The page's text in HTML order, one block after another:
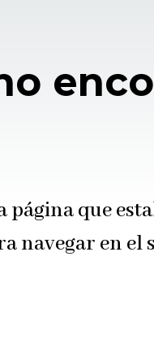
página que
navegar en el